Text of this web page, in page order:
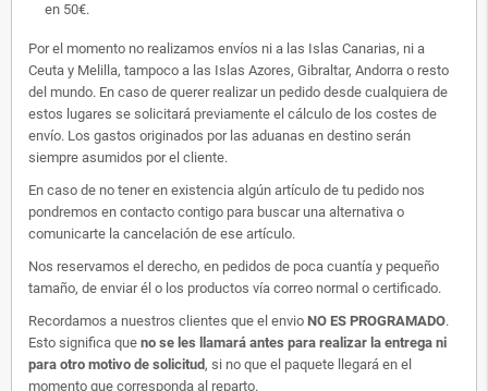
en 50€.
Por el momento no realizamos envíos ni a las Islas Canarias, ni a
Ceuta y Melilla, tampoco a las Islas Azores, Gibraltar, Andorra o resto
del mundo. En caso de querer realizar un pedido desde cualquiera de
estos lugares se solicitará previamente el cálculo de los costes de
envío. Los gastos originados por las aduanas en destino serán
siempre asumidos por el cliente.
En caso de no tener en existencia algún artículo de tu pedido nos
pondremos en contacto contigo para buscar una alternativa o
comunicarte la cancelación de ese artículo.
Nos reservamos el derecho, en pedidos de poca cuantía y pequeño
tamaño, de enviar él o los productos vía correo normal o certificado.
Recordamos a nuestros clientes que el envio NO ES PROGRAMADO.
Esto significa que no se les llamará antes para realizar la entrega ni
para otro motivo de solicitud, si no que el paquete llegará en el
momento que corresponda al reparto.